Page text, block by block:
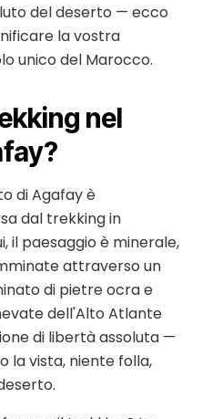
del deserto — ecco
la vostra
unico del Marocco.
nel
di Agafay è
dal trekking in
il paesaggio è minerale,
attraverso un
di pietre ocra e
dell'Alto Atlante
di libertà assoluta —
la vista, niente folla,